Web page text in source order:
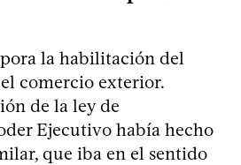
la habilitación del
comercio exterior.
de la ley de
Ejecutivo había hecho
que iba en el sentido